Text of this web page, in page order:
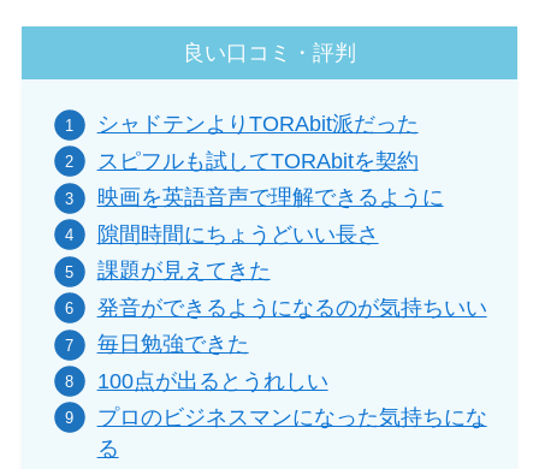
良い口コミ・評判
シャドテンよりTORAbit派だった
スピフルも試してTORAbitを契約
映画を英語音声で理解できるように
隙間時間にちょうどいい長さ
課題が見えてきた
発音ができるようになるのが気持ちいい
毎日勉強できた
100点が出るとうれしい
プロのビジネスマンになった気持ちにな
る